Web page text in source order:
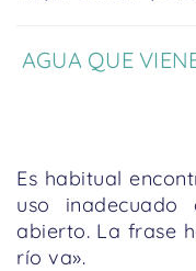
AGUA QUE
Es habitual
uso
abierto. La frase
río va».